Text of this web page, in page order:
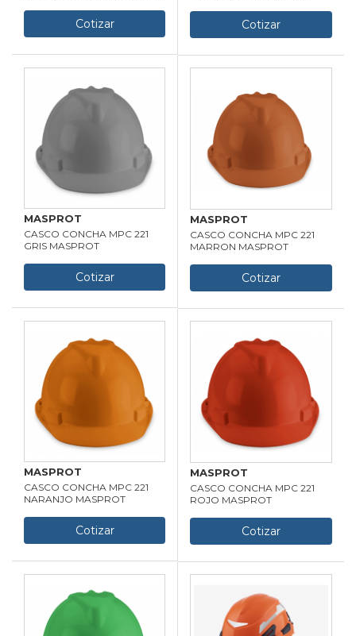
Cotizar Cotizar
MASPROT
CASCO CONCHA MPC 221
GRIS MASPROT
Cotizar
MASPROT
CASCO CONCHA MPC 221
MARRON MASPROT
Cotizar
MASPROT
CASCO CONCHA MPC 221
NARANJO MASPROT
Cotizar
MASPROT
CASCO CONCHA MPC 221
ROJO MASPROT
Cotizar